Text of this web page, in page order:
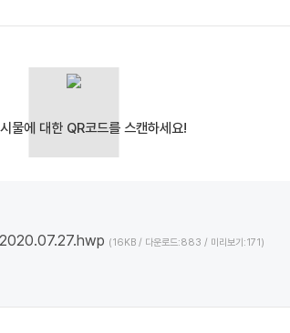
(16KB / 다운로드:883 / 미리보기:171)